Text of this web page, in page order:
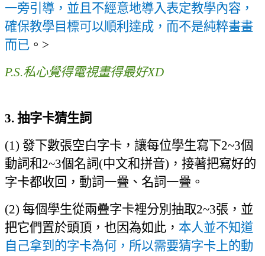
一旁引導，並且不經意地導入表定教學內容，
確保教學目標可以順利達成，而不是純粹畫畫
而已 。 >
P.S.私心覺得電視畫得最好XD
3. 抽字卡猜生詞
(1) 發下數張空白字卡，讓每位學生寫下2~3個
動詞和2~3個名詞 (中文和拼音) ，接著把寫好的
字卡都收回，動詞一疊、名詞一疊。
(2) 每個學生從兩疊字卡裡分別抽取2~3張，並
把它們置於頭頂，也因為如此， 本人並不知道
自己拿到的字卡為何，所以需要猜字卡上的動